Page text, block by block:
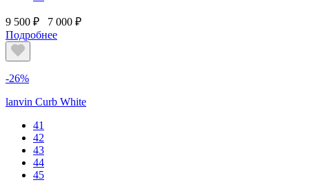
9 500 ₽
7 000 ₽
Подробнее
-26%
lanvin Curb White
41
42
43
44
45